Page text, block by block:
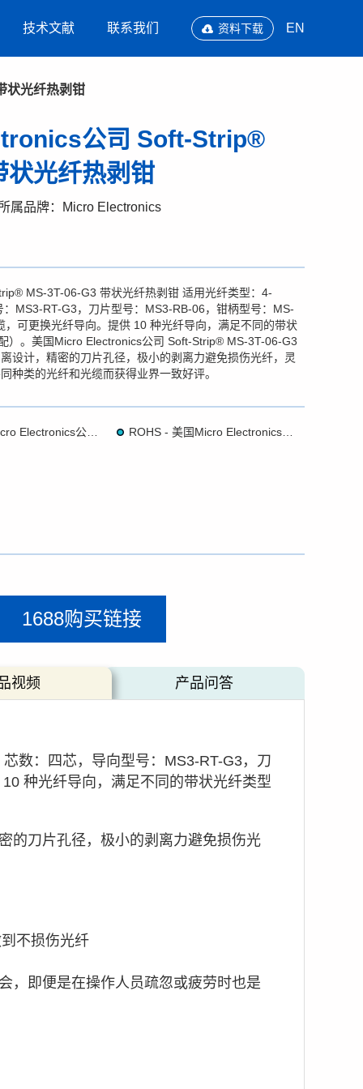
技术文献 联系我们 资料下载 EN
状光纤热剥钳
公司 Soft-Strip®
状光纤热剥钳
属品牌：Micro Electronics
MS-3T-06-G3 带状光纤热剥钳 适用光纤类型：4-
MS3-RT-G3，刀片型号：MS3-RB-06，钳柄型号：MS-
可更换光纤导向。提供 10 种光纤导向，满足不同的带状
）。美国Micro Electronics公司 Soft-Strip® MS-3T-06-G3
设计，精密的刀片孔径，极小的剥离力避免损伤光纤，灵
种类的光纤和光缆而获得业界一致好评。
ROHS - 美国Micro Electronics公司 Soft-Strip® Micro-Strip®
1688购买链接
视频 产品问答
数：四芯，导向型号：MS3-RT-G3，刀
种光纤导向，满足不同的带状光纤类型
的刀片孔径，极小的剥离力避免损伤光
不损伤光纤
，即便是在操作人员疏忽或疲劳时也是